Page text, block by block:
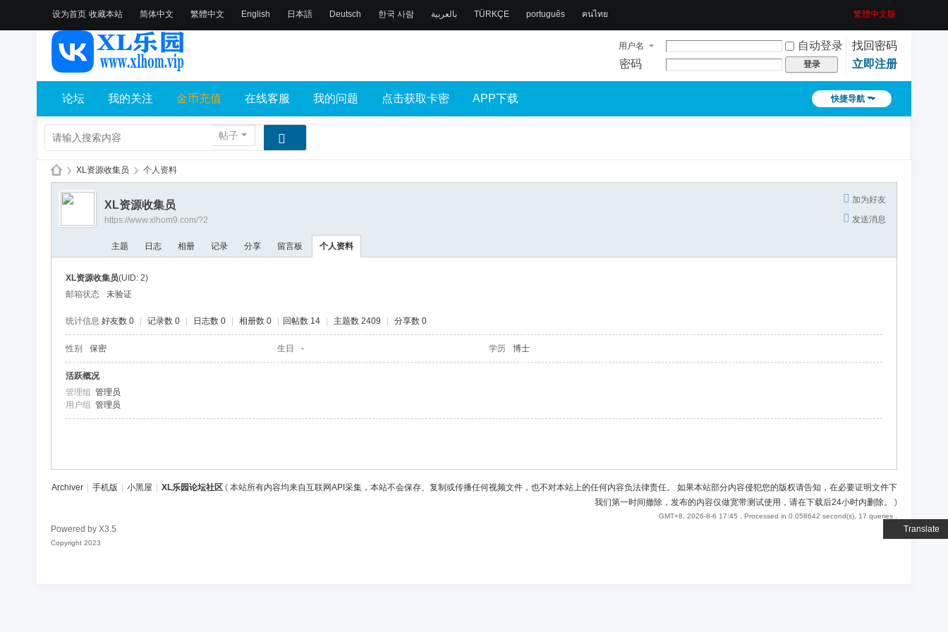
设为首页 收藏本站
Translate
简体中文 繁體中文 English 日本語 Deutsch 한국 사람 بالعربية TÜRKÇE português คนไทย 繁體中文版
用户名 自动登录
找回密码
密码
登录 立即注册
快捷导航
论坛 我的关注 金币充值 在线客服 我的问题 点击获取卡密 APP下载
帖子
X
乐
› XL资源收集员 › 个人资料
加为好友
发送消息
XL资源收集员
https://www.xlhom9.com/?2
主题 日志 相册 记录 分享 留言板 个人资料
XL资源收集员(UID: 2)
邮箱状态
未验证
统计信息 好友数 0 记录数 0 日志数 0 相册数 0 回帖数 14 主题数 2409 分享数 0
性别 保密 生日 - 学历 博士
活跃概况
管理组 管理员
用户组 管理员
Archiver 手机版 小黑屋 XL乐园论坛社区 ( 本站所有内容均来自互联网API采集，本站不会保存、复制或传播任何视频文件，也不对本站上的任何内容负法律责任。 如果本站部分内容侵犯您的版权请告知，在必要证明文件下
我们第一时间撤除，发布的内容仅做宽带测试使用，请在下载后24小时内删除。
)
GMT+8, 2026-8-6 17:45 , Processed in 0.058642 second(s), 17 queries .
Powered by X3.5
Copyright 2023